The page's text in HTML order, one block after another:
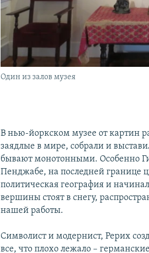
Один из залов музея
В нью-йоркском музее от картин
заядлые в мире, собрали и
бывают монотонными. Особенно
Пенджабе, на последней границе
политическая география и
вершины стоят в снегу,
нашей работы.
Символист и модернист, Рерих
все, что плохо лежало –